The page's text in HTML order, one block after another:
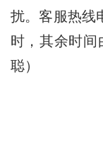
扰。客服热线
时，其余时间
聪）